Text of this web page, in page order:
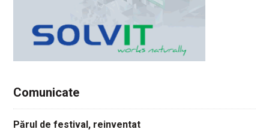
Comunicate
Părul de festival, reinventat